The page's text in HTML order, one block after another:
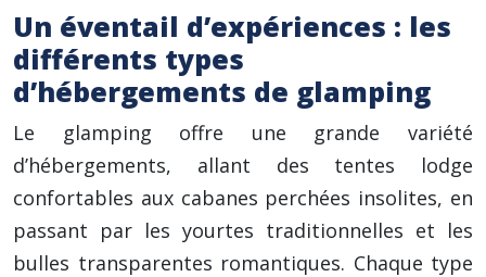
Un éventail d’expériences : les
différents types
d’hébergements de glamping
Le glamping offre une grande variété
d’hébergements, allant des tentes lodge
confortables aux cabanes perchées insolites, en
passant par les yourtes traditionnelles et les
bulles transparentes romantiques. Chaque type